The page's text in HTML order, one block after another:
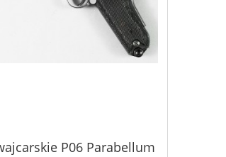
P06 Parabellum